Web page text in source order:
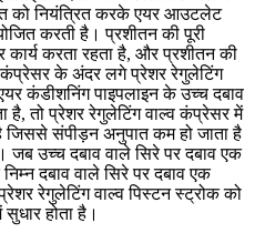
को नियंत्रित करके एयर आउटलेट
करती है। प्रशीतन की पूरी
कार्य करता रहता है, और प्रशीतन की
कंप्रेसर के अंदर लगे प्रेशर रेगुलेटिंग
एयर कंडीशनिंग पाइपलाइन के उच्च दबाव
है, तो प्रेशर रेगुलेटिंग वाल्व कंप्रेसर में
जिससे संपीड़न अनुपात कम हो जाता है
जब उच्च दबाव वाले सिरे पर दबाव एक
दबाव वाले सिरे पर दबाव एक
रेगुलेटिंग वाल्व पिस्टन स्ट्रोक को
होता है।